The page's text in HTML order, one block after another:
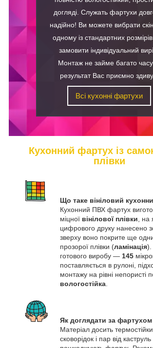
догляді. Служать фартухи
надійно! Ви можете вибрати
одному із стандартних
замовити індивідуальний
Монтаж не займе багато
результат Вас приємно
Всі кухонні фартухи
Кухонний фартух із
плівки
Що таке вініловий
Кухонний ПВХ фартух
міцної вінілової плівки, на
цифрового друку нанесено
зверху воно покрите ще
прозорої плівки (ламінація).
готового виробу — 145
поставляється в рулоні,
монтажу на рівні непористі
вологостійка.
Як доглядати за фартухом
Матеріал досить
сковорідок і пар від